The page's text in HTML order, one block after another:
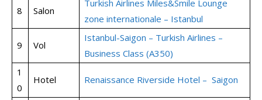
8 Salon
Turkish Airlines Miles&Smile Lounge
zone internationale – Istanbul
9 Vol
Istanbul-Saigon – Turkish Airlines –
Business Class (A350)
1
0
Hotel Renaissance Riverside Hotel – Saigon